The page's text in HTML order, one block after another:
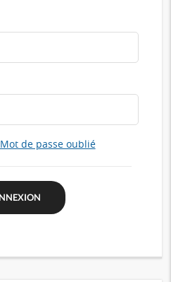
Mot de passe oublié